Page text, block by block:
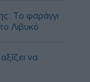
Το φαράγγι
Λιβυκό
να